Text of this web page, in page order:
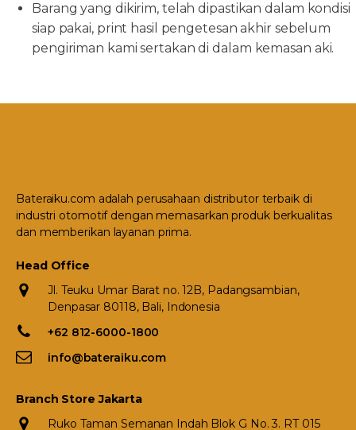
Barang yang dikirim, telah dipastikan dalam kondisi
siap pakai, print hasil pengetesan akhir sebelum
pengiriman kami sertakan di dalam kemasan aki.
Bateraiku.com adalah perusahaan distributor terbaik di
industri otomotif dengan memasarkan produk berkualitas
dan memberikan layanan prima.
Head Office
Jl. Teuku Umar Barat no. 12B, Padangsambian,
Denpasar 80118, Bali, Indonesia
+62 812-6000-1800
info@bateraiku.com
Branch Store Jakarta
Ruko Taman Semanan Indah Blok G No. 3. RT 015